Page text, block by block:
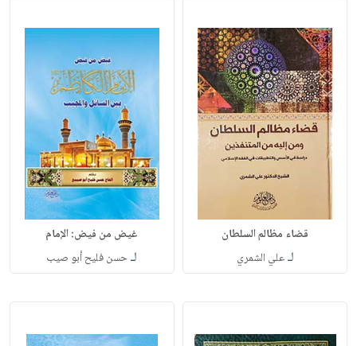
قضاء مظالم السلطان
لـعلي الشمري
غيض من فيض: الإمام
لـحسن فليح أبو صيب